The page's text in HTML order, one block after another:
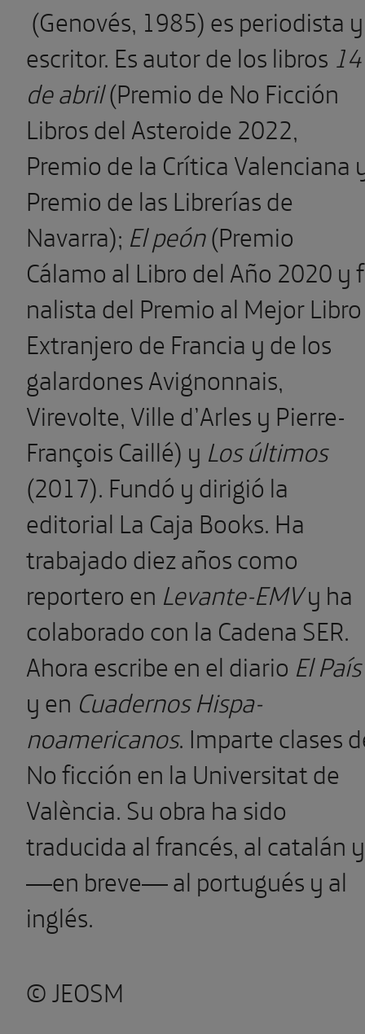
(Genovés, 1985) es perio­dista y
escritor. Es autor de los libros 14
de abril(Premio de No Ficción
Libros del Aste­roide 2022,
Premio de la Crítica Valenciana
Premio de las Librerías de
Navarra); El peón(Premio
Cálamo al Libro del Año 2020
nalista del Premio al Mejor Libro
Extranjero de Francia y de los
galardones Avignonnais,
Virevolte, Ville d’Arles y Pierre-
François Cai­llé) y Los últimos
(2017). Fundó y dirigió la
editorial La Caja Books. Ha
trabajado diez años como
reportero en Levante-EMVy ha
colaborado con la Cadena SER.
Ahora escri­be en el diario El País
y en Cuadernos Hispa­
noamericanos. Imparte clases
No ficción en la Universitat de
València. Su obra ha sido
traducida al francés, al catalán y
—en breve— al portugués y al
inglés.
© JEOSM